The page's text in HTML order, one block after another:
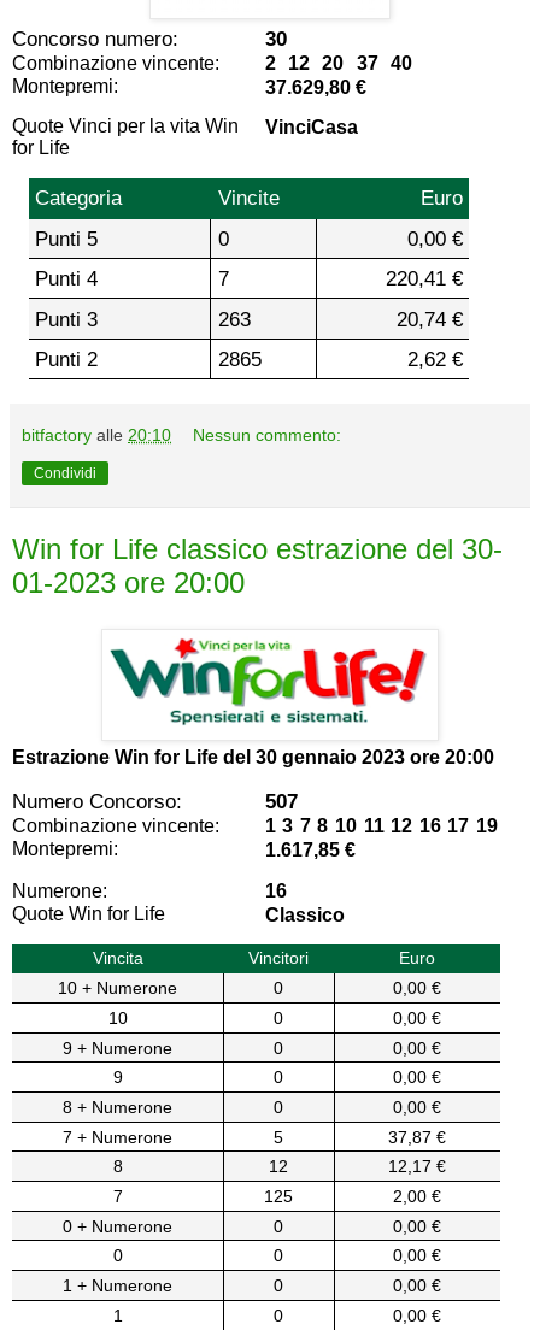
Concorso numero: 30
Combinazione vincente:
2 12 20 37 40
Montepremi:
37.629,80 €
Quote Vinci per la vita Win
for Life
VinciCasa
Categoria Vincite
Euro
Punti 5
0
0,00 €
Punti 4
7
220,41 €
Punti 3
263
20,74 €
Punti 2
2865 2,62 €
bitfactory alle 20:10 Nessun commento:
Condividi
Win for Life classico estrazione del 30-
01-2023 ore 20:00
Estrazione Win for Life del 30 gennaio 2023 ore 20:00
Numero Concorso: 507
Combinazione vincente:
1 3 7 8 10 11 12 16 17 19
Montepremi:
1.617,85 €
Numerone:
16
Quote Win for Life
Classico
Vincita Vincitori
Euro
10 + Numerone
0
0,00 €
10
0
0,00 €
9 + Numerone
0
0,00 €
9
0
0,00 €
8 + Numerone
0
0,00 €
7 + Numerone
5
37,87 €
8
12
12,17 €
7
125
2,00 €
0 + Numerone
0
0,00 €
0
0
0,00 €
1 + Numerone
0
0,00 €
1
0
0,00 €